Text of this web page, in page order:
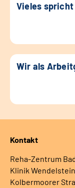
Vieles
Wir als
Kontakt
Reha-Zentrum
Klinik Wendelstein
Kolbermoorer